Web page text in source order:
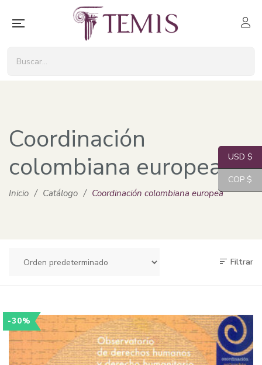
Coordinación
colombiana europea
Inicio / Catálogo / Coordinación colombiana europea
Filtrar
-30%
USD $
COP $